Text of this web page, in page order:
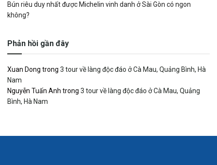
Bún riêu duy nhất được Michelin vinh danh ở Sài Gòn có ngon
không?
Phản hồi gần đây
Xuan Dong trong 3 tour về làng độc đáo ở Cà Mau, Quảng Bình, Hà
Nam
Nguyễn Tuấn Anh trong 3 tour về làng độc đáo ở Cà Mau, Quảng
Bình, Hà Nam